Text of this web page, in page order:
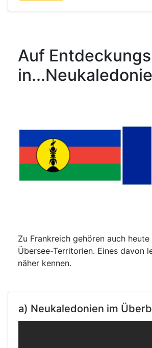
Auf
Zu Frankreich gehören auch
Übersee-Territorien. Eines davon
näher kennen.
a) Neukaledonien im